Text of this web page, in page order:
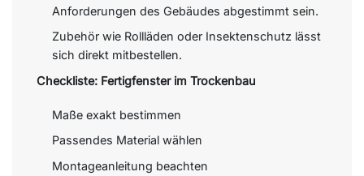
Anforderungen des Gebäudes abgestimmt sein.
Zubehör wie Rollläden oder Insektenschutz lässt
sich direkt mitbestellen.
Checkliste: Fertigfenster im Trockenbau
Maße exakt bestimmen
Passendes Material wählen
Montageanleitung beachten